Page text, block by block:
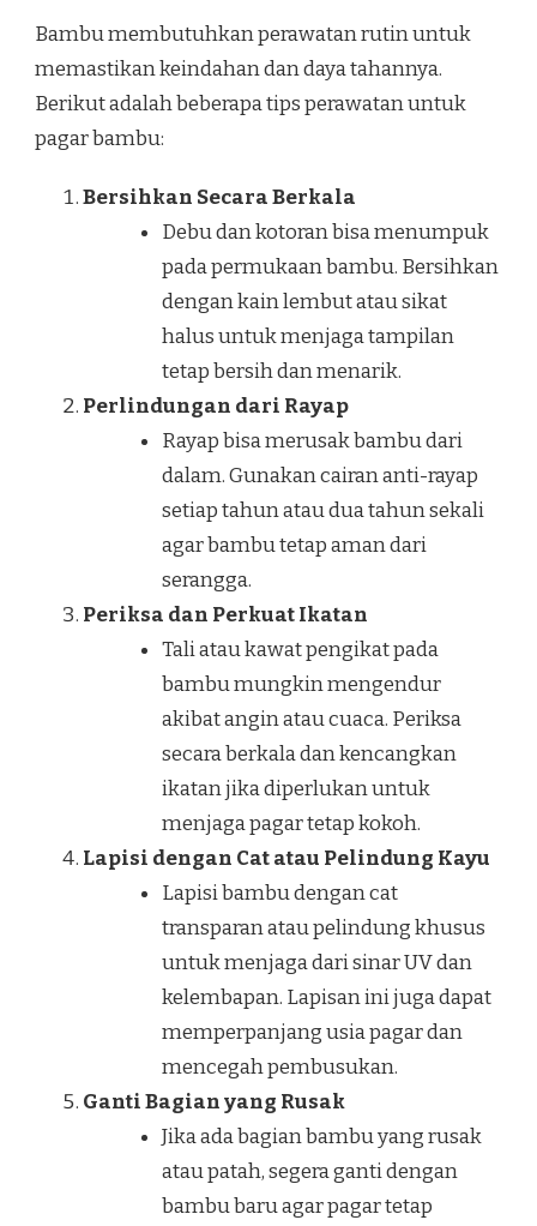
Bambu membutuhkan perawatan rutin untuk
memastikan keindahan dan daya tahannya.
Berikut adalah beberapa tips perawatan untuk
pagar bambu:
Bersihkan Secara Berkala
Debu dan kotoran bisa menumpuk
pada permukaan bambu. Bersihkan
dengan kain lembut atau sikat
halus untuk menjaga tampilan
tetap bersih dan menarik.
Perlindungan dari Rayap
Rayap bisa merusak bambu dari
dalam. Gunakan cairan anti-rayap
setiap tahun atau dua tahun sekali
agar bambu tetap aman dari
serangga.
Periksa dan Perkuat Ikatan
Tali atau kawat pengikat pada
bambu mungkin mengendur
akibat angin atau cuaca. Periksa
secara berkala dan kencangkan
ikatan jika diperlukan untuk
menjaga pagar tetap kokoh.
Lapisi dengan Cat atau Pelindung Kayu
Lapisi bambu dengan cat
transparan atau pelindung khusus
untuk menjaga dari sinar UV dan
kelembapan. Lapisan ini juga dapat
memperpanjang usia pagar dan
mencegah pembusukan.
Ganti Bagian yang Rusak
Jika ada bagian bambu yang rusak
atau patah, segera ganti dengan
bambu baru agar pagar tetap